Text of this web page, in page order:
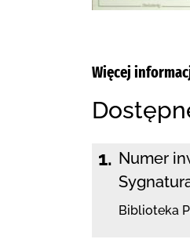
Więcej
1. Numer
Biblioteka